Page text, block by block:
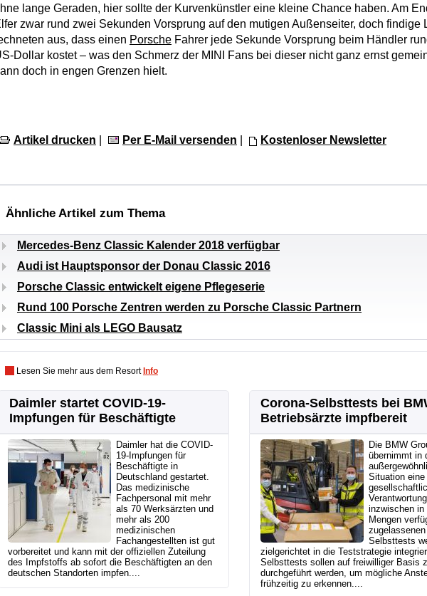
lange Geraden, hier sollte der Kurvenkünstler eine kleine Chance haben. Am
zwar rund zwei Sekunden Vorsprung auf den mutigen Außenseiter, doch findige
aus, dass einen Porsche Fahrer jede Sekunde Vorsprung beim Händler
Dollar kostet – was den Schmerz der MINI Fans bei dieser nicht ganz ernst
doch in engen Grenzen hielt.
Artikel drucken Per E-Mail versenden Kostenloser Newsletter
Ähnliche Artikel zum Thema
Mercedes-Benz Classic Kalender 2018 verfügbar
Audi ist Hauptsponsor der Donau Classic 2016
Porsche Classic entwickelt eigene Pflegeserie
Rund 100 Porsche Zentren werden zu Porsche Classic Partnern
Classic Mini als LEGO Bausatz
Lesen Sie mehr aus dem Resort Info
Daimler startet COVID-19-
Impfungen für Beschäftigte
Daimler hat die COVID-
19-Impfungen für
Beschäftigte in
Deutschland gestartet.
Das medizinische
Fachpersonal mit mehr
als 70 Werksärzten und
mehr als 200
medizinischen
Fachangestellten ist gut
vorbereitet und kann mit der offiziellen Zuteilung
des Impfstoffs ab sofort die Beschäftigten an den
deutschen Standorten impfen....
Corona-Selbsttests bei
Betriebsärzte impfbereit
Die BMW
übernimmt in
Situation eine
inzwischen in
Mengen
Selbsttests
zielgerichtet in die Teststrategie
Selbsttests sollen auf freiwilliger Basis
durchgeführt werden, um mögliche
frühzeitig zu erkennen....